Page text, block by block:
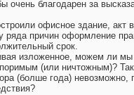
очень благодарен за
офисное здание, акт
ряда причин оформление
срок.
изложенное, можем ли мы
(или ничтожным)?
(болше года) невозможно,